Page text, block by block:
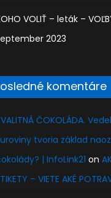
VOLIŤ – leták –
2023
komentáre
ČOKOLÁDA.
tvoria základ
| InfoLink21 on
– VIETE AKÉ